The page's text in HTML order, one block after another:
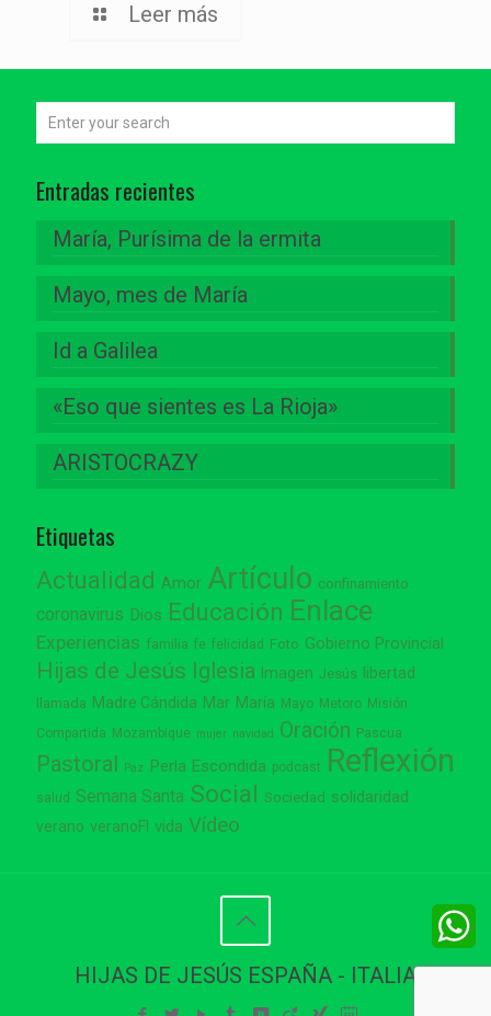
Leer más
Entradas recientes
María, Purísima de la ermita
Mayo, mes de María
Id a Galilea
«Eso que sientes es La Rioja»
ARISTOCRAZY
Etiquetas
Actualidad Amor Artículo confinamiento
coronavirus Dios Educación Enlace
Experiencias familia fe felicidad Foto Gobierno Provincial
Hijas de Jesús Iglesia Imagen Jesús libertad
llamada Madre Cándida Mar María Mayo Metoro Misión
Compartida Mozambique mujer navidad Oración Pascua
Pastoral Paz Perla Escondida podcast Reflexión
salud Semana Santa Social Sociedad solidaridad
verano veranoFI vida Vídeo
HIJAS DE JESÚS ESPAÑA - ITALIA